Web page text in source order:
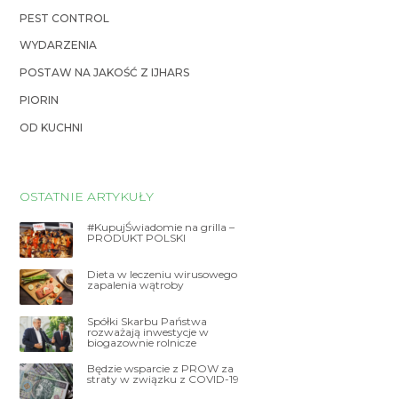
PEST CONTROL
WYDARZENIA
POSTAW NA JAKOŚĆ Z IJHARS
PIORIN
OD KUCHNI
OSTATNIE ARTYKUŁY
#KupujŚwiadomie na grilla –
PRODUKT POLSKI
Dieta w leczeniu wirusowego
zapalenia wątroby
Spółki Skarbu Państwa
rozważają inwestycje w
biogazownie rolnicze
Będzie wsparcie z PROW za
straty w związku z COVID-19